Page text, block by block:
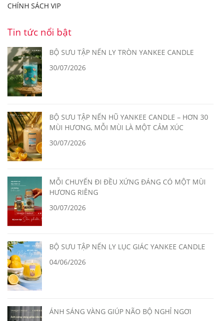
CHÍNH SÁCH VIP
Tin tức nổi bật
BỘ SƯU TẬP NẾN LY TRÒN YANKEE CANDLE
30/07/2026
BỘ SƯU TẬP NẾN HŨ YANKEE CANDLE – HƠN 30
MÙI HƯƠNG, MỖI MÙI LÀ MỘT CẢM XÚC
30/07/2026
MỖI CHUYẾN ĐI ĐỀU XỨNG ĐÁNG CÓ MỘT MÙI
HƯƠNG RIÊNG
30/07/2026
BỘ SƯU TẬP NẾN LY LỤC GIÁC YANKEE CANDLE
04/06/2026
ÁNH SÁNG VÀNG GIÚP NÃO BỘ NGHỈ NGƠI